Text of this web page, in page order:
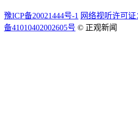
豫ICP备20021444号-1 网络视听许可证
备41010402002605号 © 正观新闻